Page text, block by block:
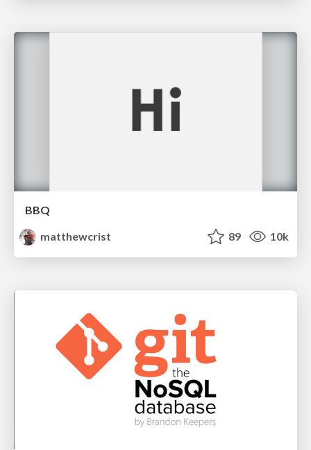
BBQ
matthewcrist
89 10k